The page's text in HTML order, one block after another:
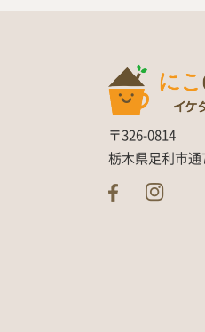
〒326-0814
栃木県足利市